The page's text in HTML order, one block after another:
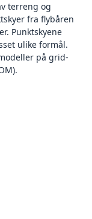
terreng og
fra flybåren
Punktskyene
ulike formål.
på grid-